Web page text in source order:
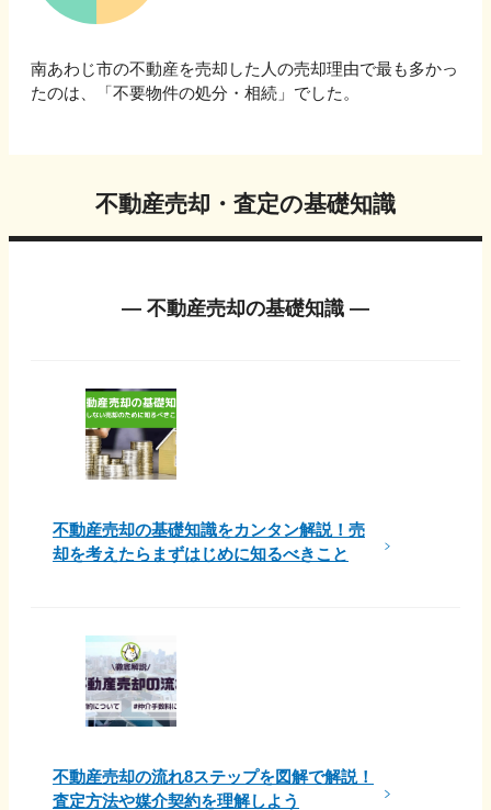
南あわじ市の不動産を売却した人の売却理由で最も多かっ
たのは、「不要物件の処分・相続 」でした。
不動産売却・査定の基礎知識
― 不動産売却の基礎知識 ―
不動産売却の基礎知識をカンタン解説！売
却を考えたらまずはじめに知るべきこと
不動産売却の流れ8ステップを図解で解説！
査定方法や媒介契約を理解しよう